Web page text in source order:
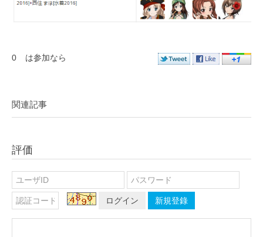
0 は参加なら
関連記事
評価
ログイン 新規登錄